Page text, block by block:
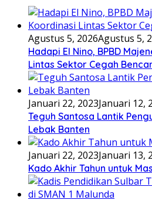
Agustus 5, 2026Agustus 5,
Hadapi El Nino, BPBD
Lintas Sektor Cegah
Januari 22, 2023Januari 12,
Teguh Santosa Lantik
Lebak Banten
Januari 22, 2023Januari 13,
Kado Akhir Tahun untuk